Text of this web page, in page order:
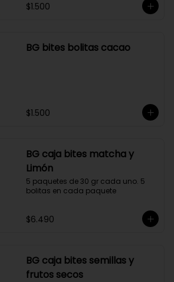
$1.500
BG bites bolitas cacao
$1.500
BG caja bites matcha y
Limón
5 paquetes de 30 gr cada uno. 5
bolitas en cada paquete
$6.490
BG caja bites semillas y
frutos secos